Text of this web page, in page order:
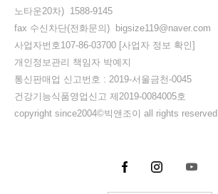
세요!
노타운20차) 1588-9145
fax 수신차단(전화문의) bigsize119@naver.com
사업자번호107-86-03700 [사업자 정보 확인]
개인정보관리 책임자 박예지
통신판매업 신고번호 : 2019-서울금천-0045
건강기능식품영업신고 제2019-0084005호
copyright since2004©빅앤조이 all rights reserved.